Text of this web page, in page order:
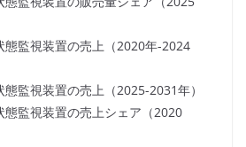
態監視装置の売上（2020年-2024
態監視装置の売上（2025-2031年）
態監視装置の売上シェア（2020